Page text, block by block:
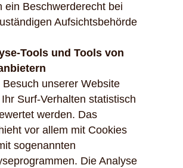
ein Beschwerderecht bei
Aufsichtsbehörde
Tools und Tools von
Besuch unserer Website
Ihr Surf-Verhalten statistisch
werden. Das
vor allem mit Cookies
sogenannten
Die Analyse